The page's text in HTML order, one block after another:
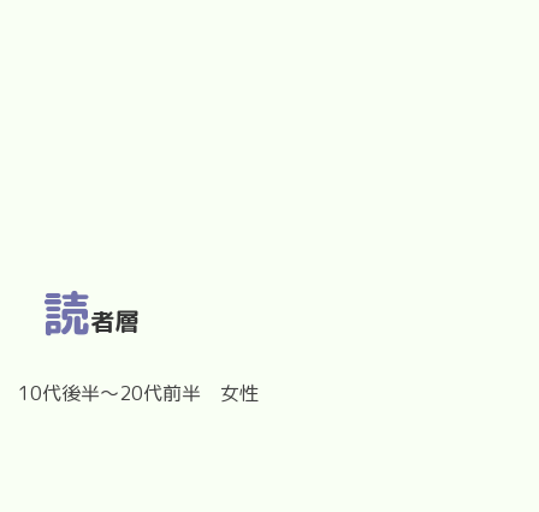
読者層
10代後半〜20代前半 女性